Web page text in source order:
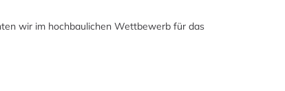
wir im hochbaulichen Wettbewerb für das